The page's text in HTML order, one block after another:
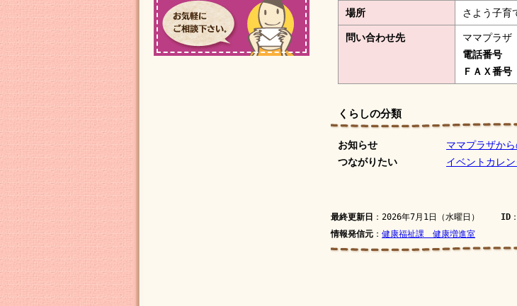
場所 さよう子育
問い合わせ先
ママプラザ
電話番号
ＦＡＸ番号
くらしの分類
お知らせ
ママプラザか
つながりたい
イベントカレ
最終更新日 ：2026年7月1日（水曜日） ID
情報発信元 ： 健康福祉課 健康増進室